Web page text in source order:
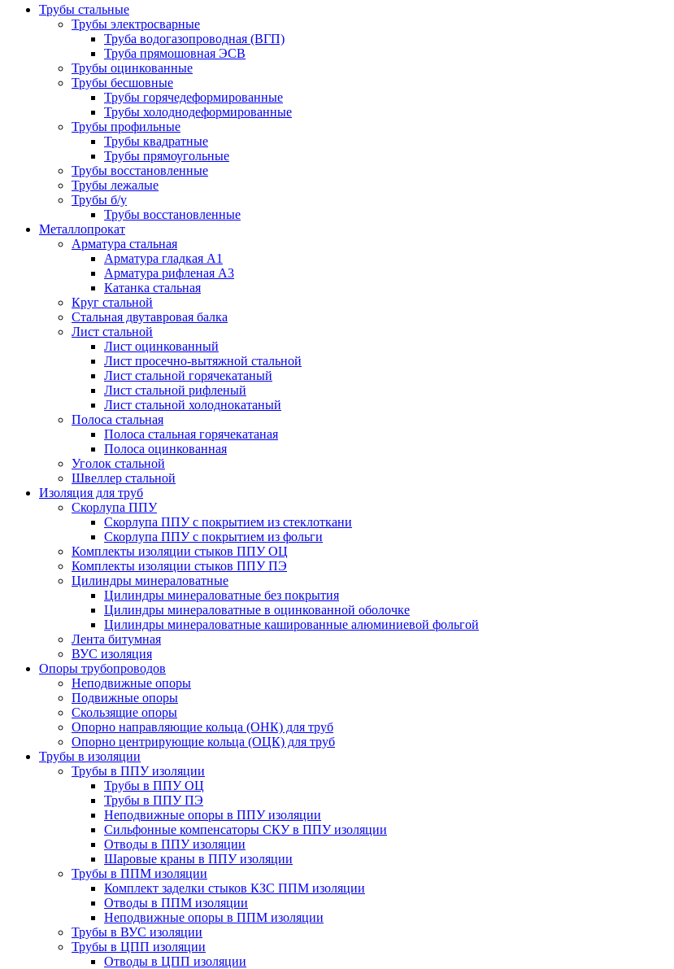
Трубы стальные
Трубы электросварные
Труба водогазопроводная (ВГП)
Труба прямошовная ЭСВ
Трубы оцинкованные
Трубы бесшовные
Трубы горячедеформированные
Трубы холоднодеформированные
Трубы профильные
Трубы квадратные
Трубы прямоугольные
Трубы восстановленные
Трубы лежалые
Трубы б/у
Трубы восстановленные
Металлопрокат
Арматура стальная
Арматура гладкая А1
Арматура рифленая А3
Катанка стальная
Круг стальной
Стальная двутавровая балка
Лист стальной
Лист оцинкованный
Лист просечно-вытяжной стальной
Лист стальной горячекатаный
Лист стальной рифленый
Лист стальной холоднокатаный
Полоса стальная
Полоса стальная горячекатаная
Полоса оцинкованная
Уголок стальной
Швеллер стальной
Изоляция для труб
Скорлупа ППУ
Скорлупа ППУ с покрытием из стеклоткани
Скорлупа ППУ с покрытием из фольги
Комплекты изоляции стыков ППУ ОЦ
Комплекты изоляции стыков ППУ ПЭ
Цилиндры минераловатные
Цилиндры минераловатные без покрытия
Цилиндры минераловатные в оцинкованной оболочке
Цилиндры минераловатные кашированные алюминиевой фольгой
Лента битумная
ВУС изоляция
Опоры трубопроводов
Неподвижные опоры
Подвижные опоры
Скользящие опоры
Опорно направляющие кольца (ОНК) для труб
Опорно центрирующие кольца (ОЦК) для труб
Трубы в изоляции
Трубы в ППУ изоляции
Трубы в ППУ ОЦ
Трубы в ППУ ПЭ
Неподвижные опоры в ППУ изоляции
Сильфонные компенсаторы СКУ в ППУ изоляции
Отводы в ППУ изоляции
Шаровые краны в ППУ изоляции
Трубы в ППМ изоляции
Комплект заделки стыков КЗС ППМ изоляции
Отводы в ППМ изоляции
Неподвижные опоры в ППМ изоляции
Трубы в ВУС изоляции
Трубы в ЦПП изоляции
Отводы в ЦПП изоляции